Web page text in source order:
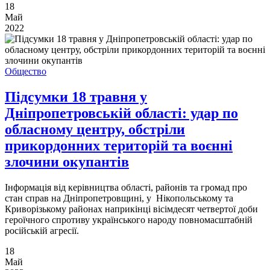
18
Май
2022
Общество
Підсумки 18 травня у
Дніпропетровській області: удар по
обласному центру, обстріли
прикордонних територій та воєнні
злочини окупантів
Інформація від керівництва області, районів та громад про
стан справ на Дніпропетровщині, у Нікопольському та
Криворізькому районах наприкінці вісімдесят четвертої доби
героїчного спротиву українського народу повномасштабній
російській агресії.
18
Май